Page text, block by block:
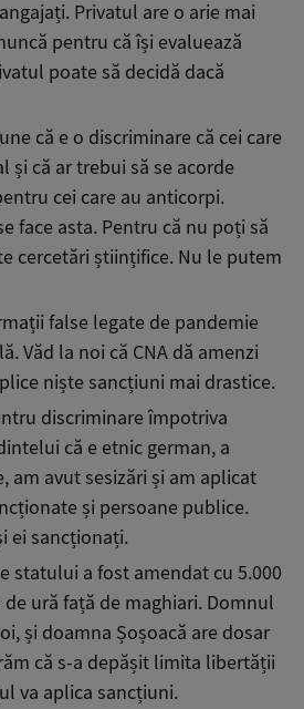
Privatul are o arie mai
pentru că își evaluează
poate să decidă dacă
că e o discriminare că cei care
și că ar trebui să se acorde
cei care au anticorpi.
face asta. Pentru că nu poți să
cercetări științifice. Nu le putem
false legate de pandemie
Văd la noi că CNA dă amenzi
niște sancțiuni mai drastice.
discriminare împotriva
că e etnic german, a
am avut sesizări și am aplicat
și persoane publice.
ei sancționați.
statului a fost amendat cu 5.000
ură față de maghiari. Domnul
și doamna Șoșoacă are dosar
că s-a depășit limita libertății
va aplica sancțiuni.